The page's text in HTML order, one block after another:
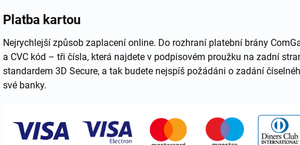
Platba kartou
Nejrychlejší způsob zaplacení online. Do rozhraní platební brány
a CVC kód – tři čísla, která najdete v podpisovém proužku na zadní
standardem 3D Secure, a tak budete nejspíš požádáni o zadání
své banky.